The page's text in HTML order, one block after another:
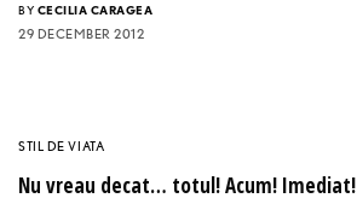
BY CECILIA CARAGEA
29 DECEMBER 2012
STIL DE VIATA
Nu vreau decat… totul! Acum! Imediat!